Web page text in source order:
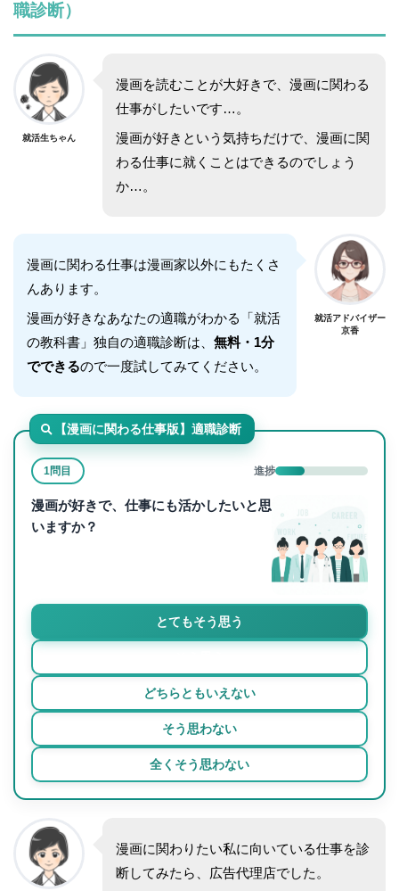
職診断）
就活生ちゃん
漫画を読むことが大好きで、漫画に関わる
仕事がしたいです…。
漫画が好きという気持ちだけで、漫画に関
わる仕事に就くことはできるのでしょう
か…。
漫画に関わる仕事は漫画家以外にもたくさ
んあります。
漫画が好きなあなたの適職がわかる「就活
の教科書」独自の適職診断は、 無料・1分
でできるので一度試してみてください。
就活アドバイザー
京香
【漫画に関わる仕事版】適職診断
1問目 進捗
漫画が好きで、仕事にも活かしたいと思
いますか？
とてもそう思う
どちらともいえない
そう思わない
全くそう思わない
漫画に関わりたい私に向いている仕事を診
断してみたら、広告代理店でした。